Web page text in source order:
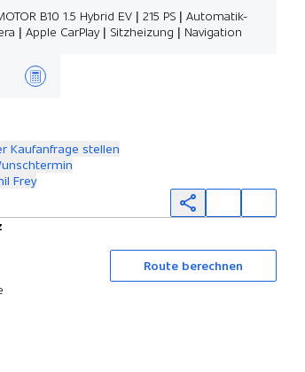
B10 1.5 Hybrid EV | 215 PS | Automatik-
| Apple CarPlay | Sitzheizung | Navigation
Kaufanfrage stellen
Frey
Route berechnen